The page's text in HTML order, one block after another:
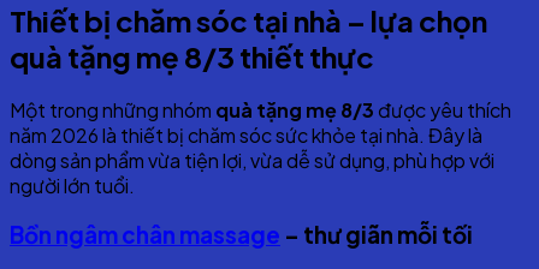
Thiết bị chăm sóc tại nhà – lựa chọn
quà tặng mẹ 8/3 thiết thực
Một trong những nhóm quà tặng mẹ 8/3 được yêu thích
năm 2026 là thiết bị chăm sóc sức khỏe tại nhà. Đây là
dòng sản phẩm vừa tiện lợi, vừa dễ sử dụng, phù hợp với
người lớn tuổi.
Bồn ngâm chân massage – thư giãn mỗi tối